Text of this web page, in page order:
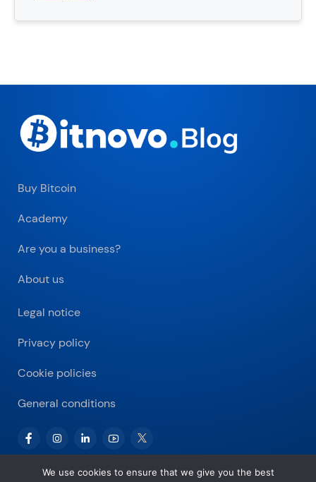
Buy Bitcoin
Academy
Are you a business?
About us
Legal notice
Privacy policy
Cookie policies
General conditions
We use cookies to ensure that we give you the best